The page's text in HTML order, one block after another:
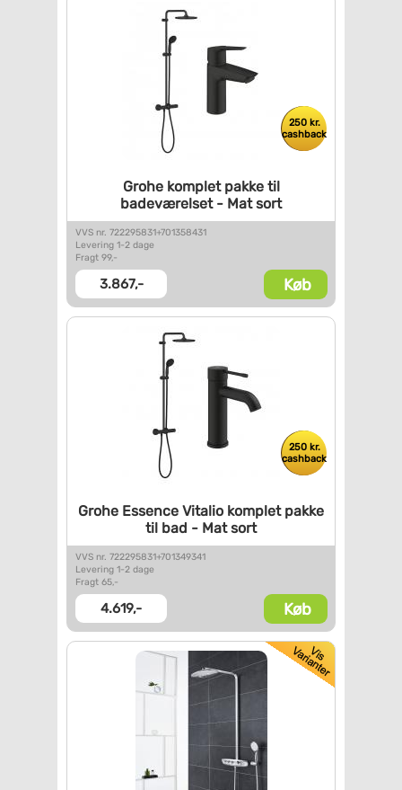
250 kr.
cashback
Grohe komplet pakke til
badeværelset - Mat sort
VVS nr. 722295831+701358431
Levering 1-2 dage
Fragt 99,-
3.867,- Køb
250 kr.
cashback
Grohe Essence Vitalio kompletpakke
til bad - Mat sort
VVS nr. 722295831+701349341
Levering 1-2 dage
Fragt 65,-
4.619,- Køb